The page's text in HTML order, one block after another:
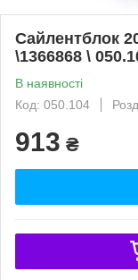
Сайлентблок
\1366868 \
В наявності
Код: 050.104
913 ₴